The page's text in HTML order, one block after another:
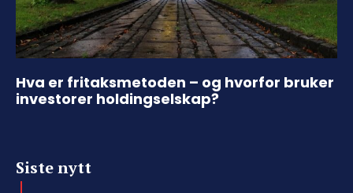
Hva er fritaksmetoden – og hvorfor bruker
investorer holdingselskap?
Siste nytt